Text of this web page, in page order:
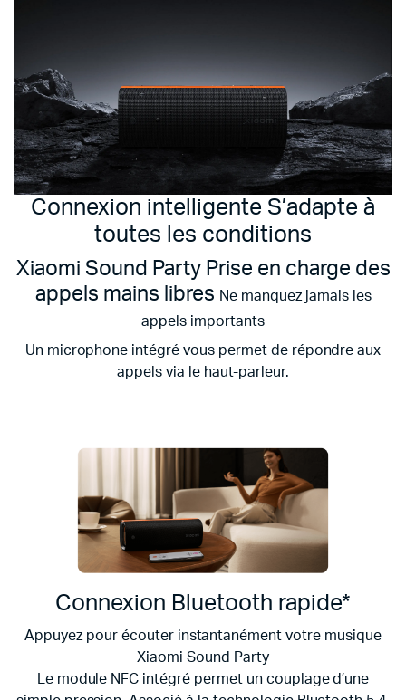
Connexion intelligente S’adapte à
toutes les conditions
Xiaomi Sound Party Prise en charge des
appels mains libres Ne manquez jamais les
appels importants
Un microphone intégré vous permet de répondre aux
appels via le haut-parleur.
Connexion Bluetooth rapide*
Appuyez pour écouter instantanément votre musique
Xiaomi Sound Party
Le module NFC intégré permet un couplage d’une